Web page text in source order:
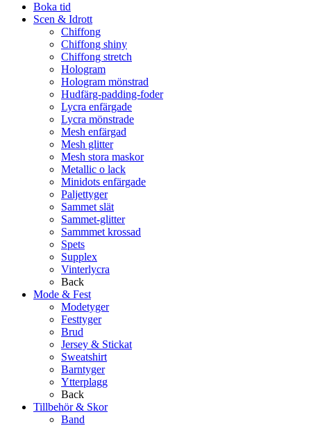
Boka tid
Scen & Idrott
Chiffong
Chiffong shiny
Chiffong stretch
Hologram
Hologram mönstrad
Hudfärg-padding-foder
Lycra enfärgade
Lycra mönstrade
Mesh enfärgad
Mesh glitter
Mesh stora maskor
Metallic o lack
Minidots enfärgade
Paljettyger
Sammet slät
Sammet-glitter
Sammmet krossad
Spets
Supplex
Vinterlycra
Back
Mode & Fest
Modetyger
Festtyger
Brud
Jersey & Stickat
Sweatshirt
Barntyger
Ytterplagg
Back
Tillbehör & Skor
Band